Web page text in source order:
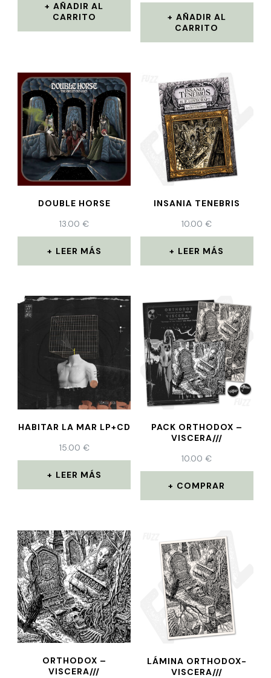
AÑADIR AL
CARRITO
AÑADIR AL
CARRITO
DOUBLE HORSE
13.00€
LEER MÁS
INSANIA TENEBRIS
10.00€
LEER MÁS
HABITAR LA MAR LP+CD
15.00 €
LEER MÁS
PACK ORTHODOX –
VISCERA///
10.00€
COMPRAR
ORTHODOX –
VISCERA///
LÁMINA ORTHODOX-
VISCERA///